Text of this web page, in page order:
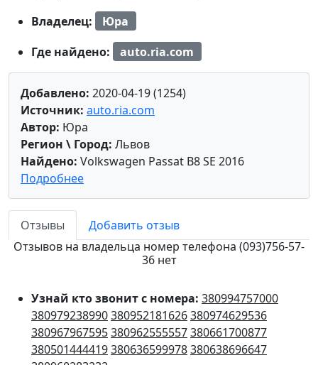
Владелец:
Юра
Где найдено:
auto.ria.com
Добавлено: 2020-04-19 (1254)
Источник: auto.ria.com
Автор: Юра
Регион \ Город: Львов
Найдено: Volkswagen Passat B8 SE 2016
Подробнее
Отзывы
Добавить отзыв
Отзывов на владельца номер телефона (093)756-57-
36 нет
Узнай кто звонит с номера: 380994757000
380979238990380952181626380974629536
380967967595380962555557380661700877
380501444419380636599978380638696647